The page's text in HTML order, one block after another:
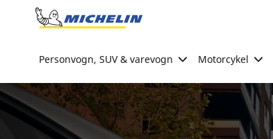
Go to page content
Personvogn, SUV & varevogn Motorcykel